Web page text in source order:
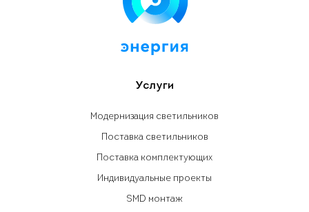
Услуги
Модернизация светильников
Поставка светильников
Поставка комплектующих
Индивидуальные проекты
SMD монтаж